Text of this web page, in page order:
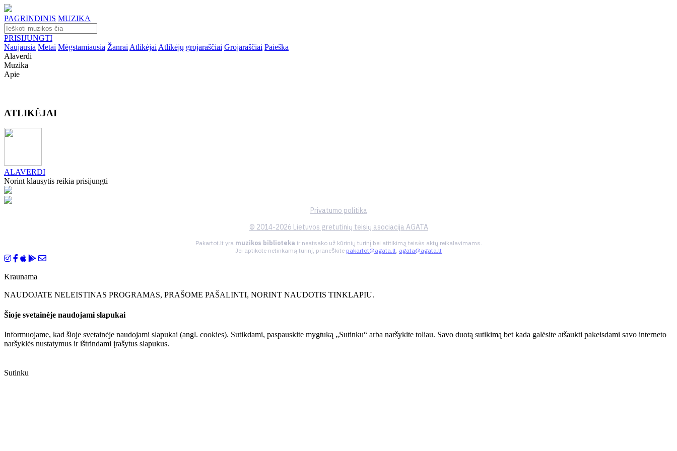
PAGRINDINIS MUZIKA
PRISIJUNGTI
Naujausia Metai Mėgstamiausia Žanrai Atlikėjai Atlikėjų grojaraščiai Grojaraščiai Paieška
Alaverdi
Muzika
Apie
ATLIKĖJAI
ALAVERDI
Norint klausytis reikia prisijungti
Privatumo politika
© 2014-2026 Lietuvos gretutinių teisių asociacija AGATA
Pakartot.lt yra muzikos biblioteka ir neatsako už kūrinių turinį bei atitikimą teisės aktų reikalavimams.
Jei aptikote netinkamą turinį, praneškite pakartot@agata.lt, agata@agata.lt
Kraunama
NAUDOJATE NELEISTINAS PROGRAMAS, PRAŠOME PAŠALINTI, NORINT NAUDOTIS TINKLAPIU.
Šioje svetainėje naudojami slapukai
Informuojame, kad šioje svetainėje naudojami slapukai (angl. cookies). Sutikdami, paspauskite mygtuką „Sutinku“ arba naršykite toliau. Savo duotą sutikimą bet kada galėsite atšaukti pakeisdami savo interneto
naršyklės nustatymus ir ištrindami įrašytus slapukus.
Sutinku